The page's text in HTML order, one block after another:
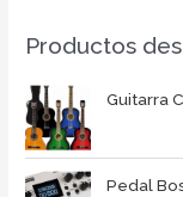
Productos
Guitarra
Pedal